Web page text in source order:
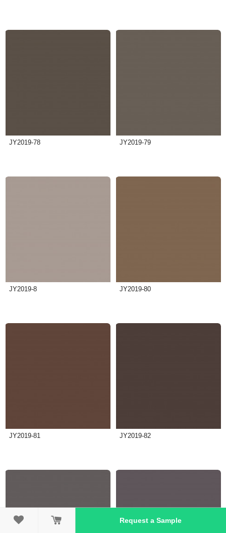
 Request a Sample
JY2019-78 JY2019-79
JY2019-8 JY2019-80
JY2019-81 JY2019-82